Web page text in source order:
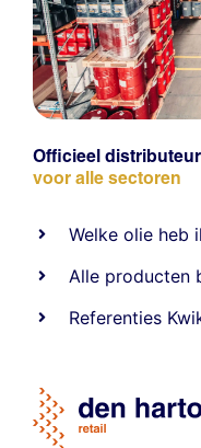
Officieel
voor alle sectoren
Welke olie heb
Alle producten
Referenties